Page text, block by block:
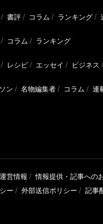
書評 コラム ランキング
コラム ランキング
レシピ エッセイ ビジネス
ン 名物編集者 コラム 連
営情報 情報提供・記事への
ー 外部送信ポリシー 記事